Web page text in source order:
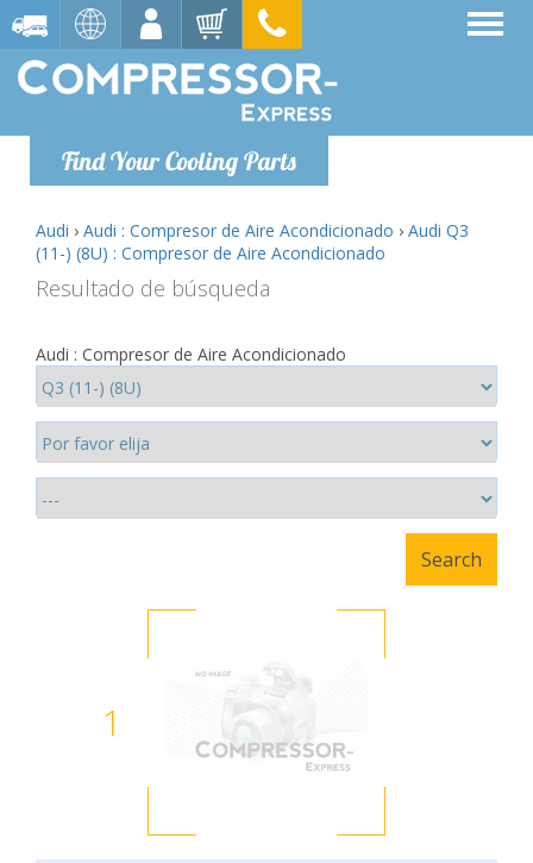
Find Your Cooling Parts
Audi › Audi : Compresor de Aire Acondicionado › Audi Q3
(11-) (8U) : Compresor de Aire Acondicionado
Resultado de búsqueda
Audi : Compresor de Aire Acondicionado
1